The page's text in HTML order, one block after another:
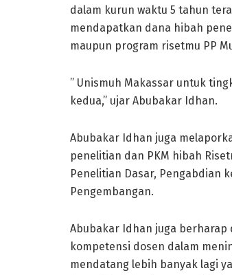
dalam kurun waktu 5 tahun
mendapatkan dana hibah
maupun program risetmu PP
” Unismuh Makassar untuk
kedua,” ujar Abubakar Idhan.
Abubakar Idhan juga
penelitian dan PKM hibah
Penelitian Dasar, Pengabdian
Pengembangan.
Abubakar Idhan juga
kompetensi dosen dalam
mendatang lebih banyak lagi